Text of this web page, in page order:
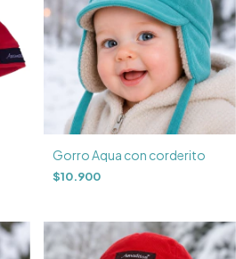
Gorro Aqua con corderito
$10.900